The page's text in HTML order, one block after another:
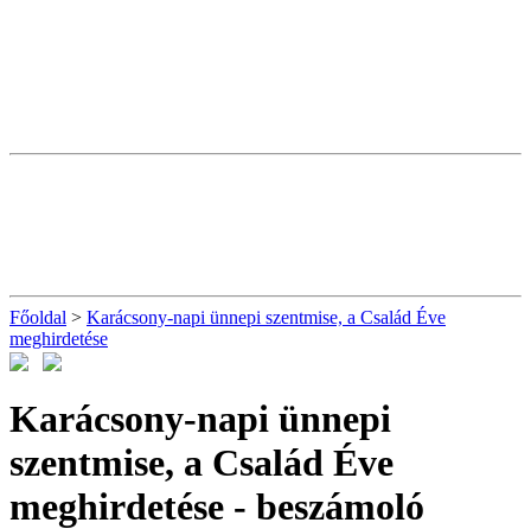
Főoldal > Karácsony-napi ünnepi szentmise, a Család Éve
meghirdetése
Karácsony-napi ünnepi
szentmise, a Család Éve
meghirdetése - beszámoló